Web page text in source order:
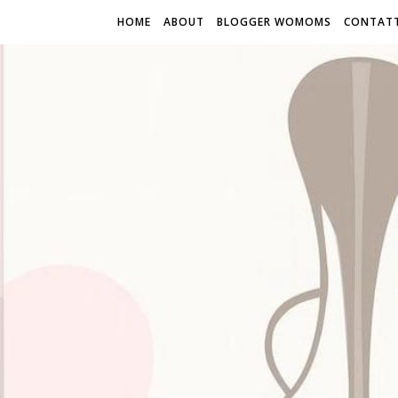
HOME ABOUT BLOGGER WOMOMS